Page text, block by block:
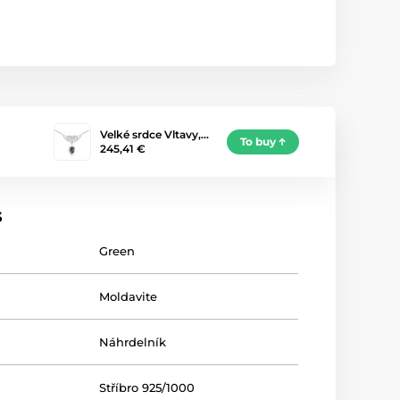
Velké srdce Vltavy,…
245,41 €
To buy
Green
Moldavite
Náhrdelník
Stříbro 925/1000